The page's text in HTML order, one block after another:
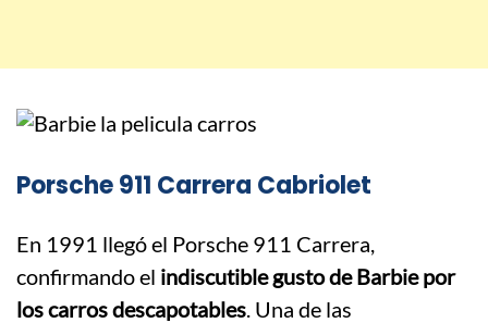
Porsche 911 Carrera Cabriolet
En 1991 llegó el Porsche 911 Carrera,
confirmando el indiscutible gusto de Barbie por
los carros descapotables. Una de las